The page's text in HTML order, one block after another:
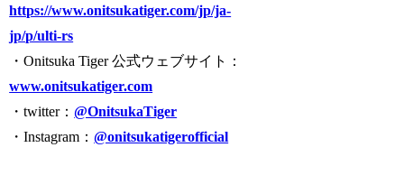
https://www.onitsukatiger.com/jp/ja-
jp/p/ulti-rs
・Onitsuka Tiger 公式ウェブサイト：
www.onitsukatiger.com
・twitter：@OnitsukaTiger
・Instagram：@onitsukatigerofficial